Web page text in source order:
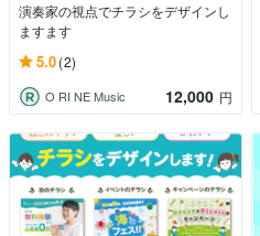
演奏家の視点でチラシをデザインし
ますます
5.0(2)
O RI NE Music 12,000 円